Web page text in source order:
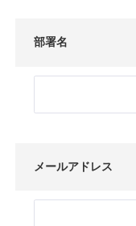
部署名
メールアドレス